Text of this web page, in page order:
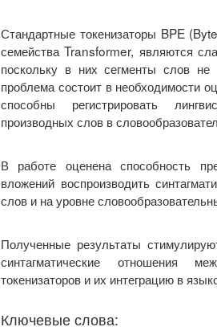
Стандартные токенизаторы BPE
семейства Transformer, являются
поскольку в них сегменты слов не
проблема состоит в необходимости
способны регистрировать
производных слов в
В работе оценена способность
вложений воспроизводить
слов и на уровне
Полученные результаты
синтагматические отношения
токенизаторов и их интеграцию в
Ключевые слова: